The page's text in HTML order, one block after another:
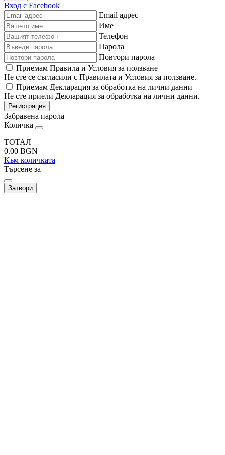
Вход с Facebook
Email адрес
Име
Телефон
Парола
Повтори парола
Приемам Правила и Условия за ползване
Не сте се съгласили с Правилата и Условия за ползване.
Приемам Декларация за обработка на лични данни
Не сте приели Декларация за обработка на лични данни.
Регистрация
Забравена парола
Количка
ТОТАЛ
0.00 BGN
Към количката
Търсене за
Затвори